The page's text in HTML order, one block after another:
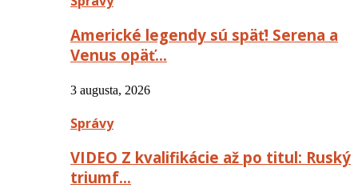
Americké legendy sú späť! Serena a
Venus opäť…
3 augusta, 2026
Správy
VIDEO Z kvalifikácie až po titul: Ruský
triumf…